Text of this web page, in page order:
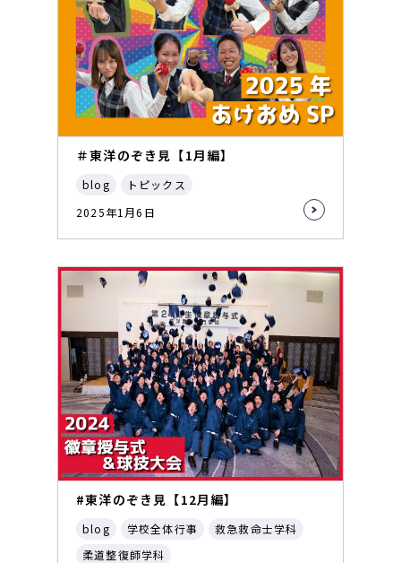
＃東洋のぞき見【1月編】
blog
トピックス
2025年1月6日
#東洋のぞき見【12月編】
blog 学校全体行事
救急救命士学科
柔道整復師学科